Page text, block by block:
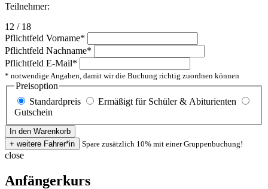
Teilnehmer:
12 / 18
Pflichtfeld Vorname*
Pflichtfeld Nachname*
Pflichtfeld E-Mail*
* notwendige Angaben, damit wir die Buchung richtig zuordnen können
Preisoption
Standardpreis
Ermäßigt für Schüler & Abiturienten
Gutschein
Spare zusätzlich 10% mit einer Gruppenbuchung!
close
Anfängerkurs